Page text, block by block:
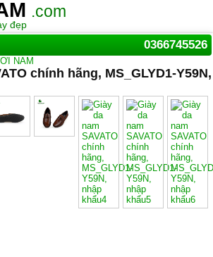
.com
đẹp
0366745526
NAM
chính hãng, MS_GLYD1-Y59N,